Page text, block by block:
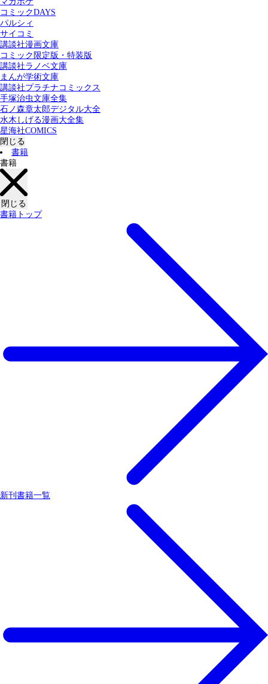
コミックDAYS
パルシィ
サイコミ
講談社漫画文庫
コミック限定版・特装版
講談社ラノベ文庫
まんが学術文庫
講談社プラチナコミックス
手塚治虫文庫全集
石ノ森章太郎デジタル大全
水木しげる漫画大全集
星海社COMICS
閉じる
書籍
書籍
閉じる
書籍トップ
新刊書籍一覧
カテゴリー：
すべての記事